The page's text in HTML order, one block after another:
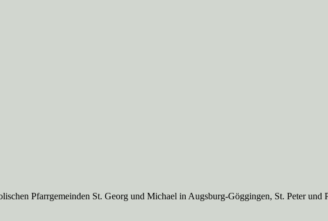
Pfarrgemeinden St. Georg und Michael in Augsburg-Göggingen, St. Peter und